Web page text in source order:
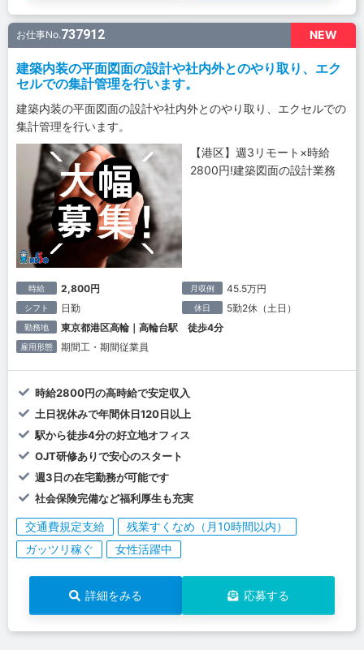
NEW
お仕事No.737912
建築内装の平面図面の設計や社内外とのやり取り、エク
セルでの集計管理を行います。
建築内装の平面図面の設計や社内外とのやり取り、エクセルでの
集計管理を行います。
【港区】週3リモート×時給
2800円!建築図面の設計業務
時給 2,800円 月収例 45.5万円
シフト 日勤 休日 5勤2休（土日）
勤務地 東京都港区高輪｜高輪台駅 徒歩4分
雇用形態 期間工・期間従業員
時給2800円の高時給で安定収入
土日祝休みで年間休日120日以上
駅から徒歩4分の好立地オフィス
OJT研修ありで安心のスタート
週3日の在宅勤務が可能です
社会保険完備など福利厚生も充実
交通費規定支給
残業すくなめ（月10時間以内）
ガッツリ稼ぐ
女性活躍中
詳細をみる 応募する